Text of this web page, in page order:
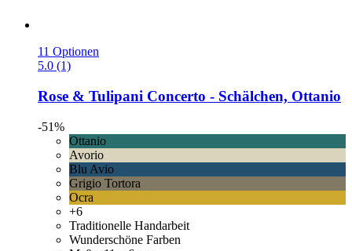
11 Optionen
5.0 (1)
Rose & Tulipani Concerto -​ Schälchen, Ottanio
-51%
Ottanio
Avorio
Blu Avio
Grigio Tortora
Ocra
+6
Traditionelle Handarbeit
Wunderschöne Farben